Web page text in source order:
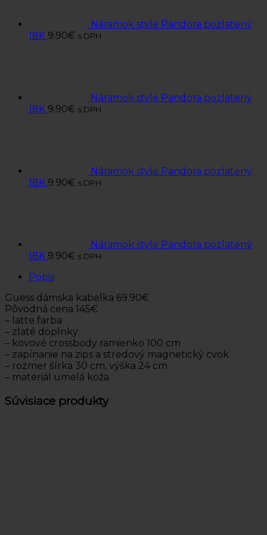
Náramok style Pandora pozlatený
18K 9.90€ s DPH
Náramok style Pandora pozlatený
18K 9.90€ s DPH
Náramok style Pandora pozlatený
18K 9.90€ s DPH
Náramok style Pandora pozlatený
18K 9.90€ s DPH
Popis
Guess dámska kabelka 69.90€
Pôvodná cena 145€
– latte farba
– zlaté doplnky
– kovové crossbody ramienko 100 cm
– zapínanie na zips a stredový magnetický cvok
– rozmer šírka 30 cm, výška 24 cm
– materiál umelá koža
Súvisiace produkty